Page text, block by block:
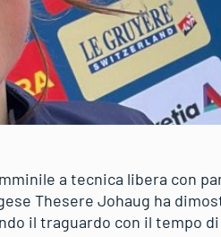
a tecnica libera con
Thesere Johaug ha
il traguardo con il tempo di